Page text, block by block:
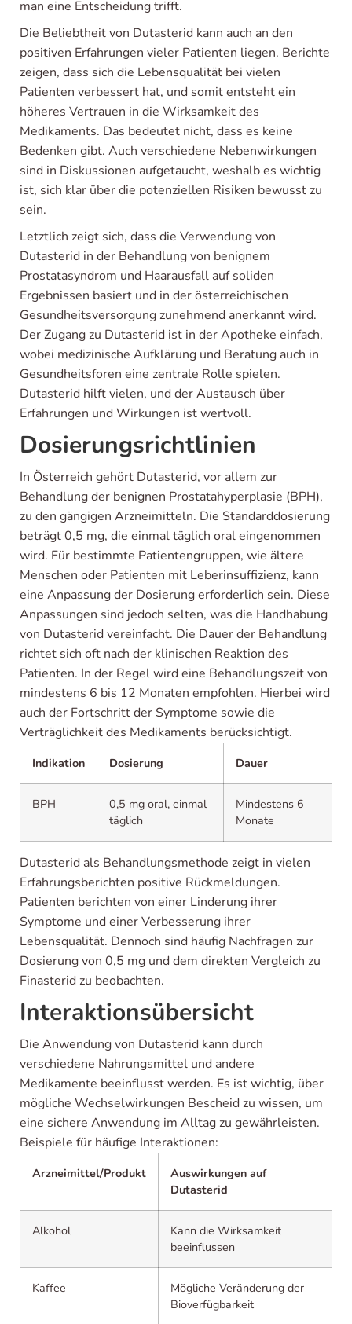
man eine Entscheidung trifft.
Die Beliebtheit von Dutasterid kann auch an den
positiven Erfahrungen vieler Patienten liegen. Berichte
zeigen, dass sich die Lebensqualität bei vielen
Patienten verbessert hat, und somit entsteht ein
höheres Vertrauen in die Wirksamkeit des
Medikaments. Das bedeutet nicht, dass es keine
Bedenken gibt. Auch verschiedene Nebenwirkungen
sind in Diskussionen aufgetaucht, weshalb es wichtig
ist, sich klar über die potenziellen Risiken bewusst zu
sein.
Letztlich zeigt sich, dass die Verwendung von
Dutasterid in der Behandlung von benignem
Prostatasyndrom und Haarausfall auf soliden
Ergebnissen basiert und in der österreichischen
Gesundheitsversorgung zunehmend anerkannt wird.
Der Zugang zu Dutasterid ist in der Apotheke einfach,
wobei medizinische Aufklärung und Beratung auch in
Gesundheitsforen eine zentrale Rolle spielen.
Dutasterid hilft vielen, und der Austausch über
Erfahrungen und Wirkungen ist wertvoll.
Dosierungsrichtlinien
In Österreich gehört Dutasterid, vor allem zur
Behandlung der benignen Prostatahyperplasie (BPH),
zu den gängigen Arzneimitteln. Die Standarddosierung
beträgt 0,5 mg, die einmal täglich oral eingenommen
wird. Für bestimmte Patientengruppen, wie ältere
Menschen oder Patienten mit Leberinsuffizienz, kann
eine Anpassung der Dosierung erforderlich sein. Diese
Anpassungen sind jedoch selten, was die Handhabung
von Dutasterid vereinfacht. Die Dauer der Behandlung
richtet sich oft nach der klinischen Reaktion des
Patienten. In der Regel wird eine Behandlungszeit von
mindestens 6 bis 12 Monaten empfohlen. Hierbei wird
auch der Fortschritt der Symptome sowie die
Verträglichkeit des Medikaments berücksichtigt.
Indikation Dosierung Dauer
BPH
0,5 mg oral, einmal
täglich
Mindestens 6
Monate
Dutasterid als Behandlungsmethode zeigt in vielen
Erfahrungsberichten positive Rückmeldungen.
Patienten berichten von einer Linderung ihrer
Symptome und einer Verbesserung ihrer
Lebensqualität. Dennoch sind häufig Nachfragen zur
Dosierung von 0,5 mg und dem direkten Vergleich zu
Finasterid zu beobachten.
Interaktionsübersicht
Die Anwendung von Dutasterid kann durch
verschiedene Nahrungsmittel und andere
Medikamente beeinflusst werden. Es ist wichtig, über
mögliche Wechselwirkungen Bescheid zu wissen, um
eine sichere Anwendung im Alltag zu gewährleisten.
Beispiele für häufige Interaktionen:
Arzneimittel/Produkt
Auswirkungen auf
Dutasterid
Alkohol
Kann die Wirksamkeit
beeinflussen
Kaffee
Mögliche Veränderung der
Bioverfügbarkeit